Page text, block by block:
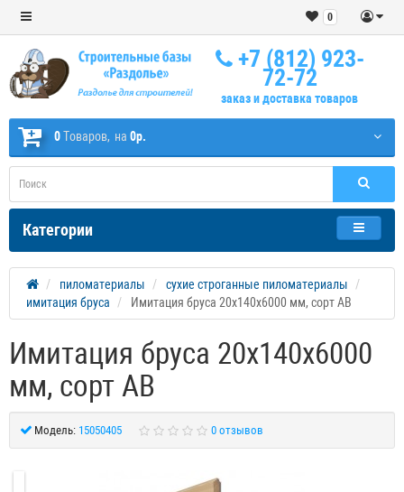
0
+7 (812) 923-
72-72
заказ и доставка товаров
0Tоваров, на 0р.
Категории
пиломатериалы
сухие строганные пиломатериалы
имитация бруса
Имитация бруса 20х140х6000 мм, сорт АВ
Имитация бруса 20х140х6000
мм, сорт АВ
Модель: 15050405 0 отзывов